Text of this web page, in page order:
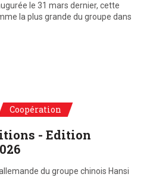
le 31 mars dernier, cette
la plus grande du groupe dans
Coopération
- Edition
du groupe chinois Hansi